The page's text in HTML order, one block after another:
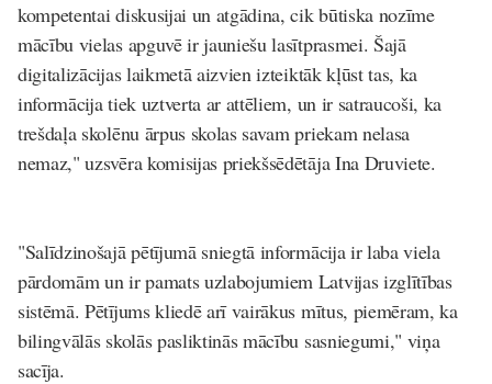
kompetentai diskusijai un atgādina, cik būtiska nozīme
mācību vielas apguvē ir jauniešu lasītprasmei. Šajā
digitalizācijas laikmetā aizvien izteiktāk kļūst tas, ka
informācija tiek uztverta ar attēliem, un ir satraucoši, ka
trešdaļa skolēnu ārpus skolas savam priekam nelasa
nemaz," uzsvēra komisijas priekšsēdētāja Ina Druviete.
"Salīdzinošajā pētījumā sniegtā informācija ir laba viela
pārdomām un ir pamats uzlabojumiem Latvijas izglītības
sistēmā. Pētījums kliedē arī vairākus mītus, piemēram, ka
bilingvālās skolās pasliktinās mācību sasniegumi," viņa
sacīja.